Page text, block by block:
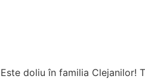
Este doliu în familia Clejanilor!